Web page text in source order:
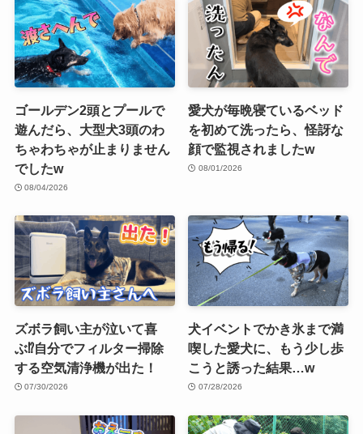
ゴールデン2頭とプールで
遊んだら、大型犬3頭のわ
ちゃわちゃが止まりません
でしたw
08/04/2026
愛犬が毎晩寝ているベッド
を初めて洗ったら、怪訝な
顔で監視されましたw
08/01/2026
ズボラ飼い主が泣いて喜
ぶ⁉︎自分でフィルター掃除
する空気清浄機が出た！
07/30/2026
犬イベントでかき氷まで満
喫した愛犬に、もう少し歩
こうと誘った結果…w
07/28/2026